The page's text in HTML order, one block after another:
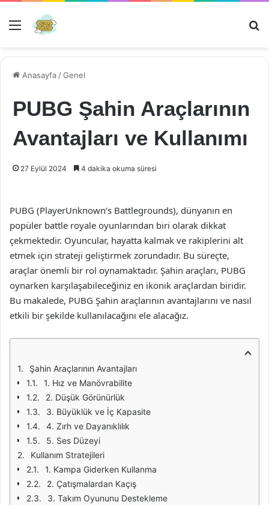
Menü
Anasayfa /Genel
PUBG Şahin Araçlarının
Avantajları ve Kullanımı
27 Eylül 2024 4 dakika okuma süresi
PUBG (PlayerUnknown’s Battlegrounds), dünyanın en
popüler battle royale oyunlarından biri olarak dikkat
çekmektedir. Oyuncular, hayatta kalmak ve rakiplerini alt
etmek için strateji geliştirmek zorundadır. Bu süreçte,
araçlar önemli bir rol oynamaktadır. Şahin araçları, PUBG
oynarken karşılaşabileceğiniz en ikonik araçlardan biridir.
Bu makalede, PUBG Şahin araçlarının avantajlarını ve nasıl
etkili bir şekilde kullanılacağını ele alacağız.
Şahin Araçlarının Avantajları
1. Hız ve Manövrabilite
2. Düşük Görünürlük
3. Büyüklük ve İç Kapasite
4. Zırh ve Dayanıklılık
5. Ses Düzeyi
Kullanım Stratejileri
1. Kampa Giderken Kullanma
2. Çatışmalardan Kaçış
3. Takım Oyununu Destekleme